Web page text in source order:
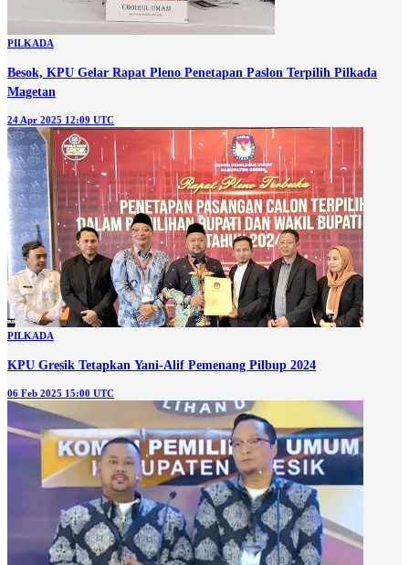
PILKADA
Besok, KPU Gelar Rapat Pleno Penetapan Paslon Terpilih Pilkada
Magetan
24 Apr 2025 12:09 UTC
PILKADA
KPU Gresik Tetapkan Yani-Alif Pemenang Pilbup 2024
06 Feb 2025 15:00 UTC